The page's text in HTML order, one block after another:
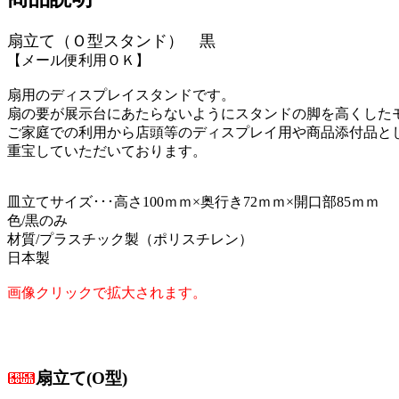
扇立て（Ｏ型スタンド） 黒
【メール便利用ＯＫ】
扇用のディスプレイスタンドです。
扇の要が展示台にあたらないようにスタンドの脚を高くした
ご家庭での利用から店頭等のディスプレイ用や商品添付品と
重宝していただいております。
皿立てサイズ･･･高さ100ｍｍ×奥行き72ｍｍ×開口部85ｍｍ
色/黒のみ
材質/プラスチック製（ポリスチレン）
日本製
画像クリックで拡大されます。
扇立て(O型)